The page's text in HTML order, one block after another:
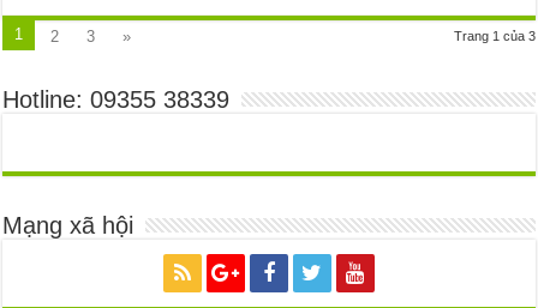
Trang 1 của 3
1 2 3 »
Hotline: 09355 38339
Mạng xã hội